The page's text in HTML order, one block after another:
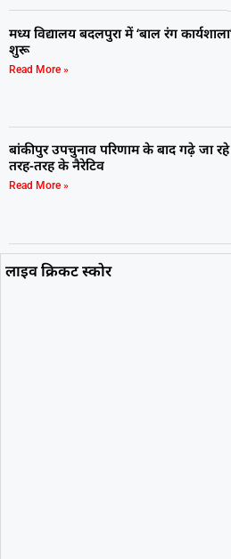
मध्य विद्यालय बदलपुरा में ‘बाल रंग
शुरू
Read More »
बांकीपुर उपचुनाव परिणाम के बाद गढ़े जा रहे
तरह-तरह के नैरेटिव
Read More »
लाइव क्रिकट स्कोर